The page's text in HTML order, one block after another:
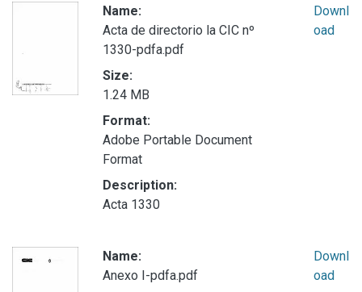
Name:
Acta de directorio la CIC nº
1330-pdfa.pdf
Size:
1.24 MB
Format:
Adobe Portable Document
Format
Description:
Acta 1330
Downl
oad
Name:
Anexo I-pdfa.pdf
Downl
oad